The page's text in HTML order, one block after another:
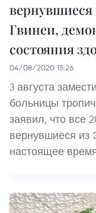
Гвинеи,
состояния
04/08/2020 15:26
3 августа
больницы
заявил, что все
вернувшиеся из
настоящее